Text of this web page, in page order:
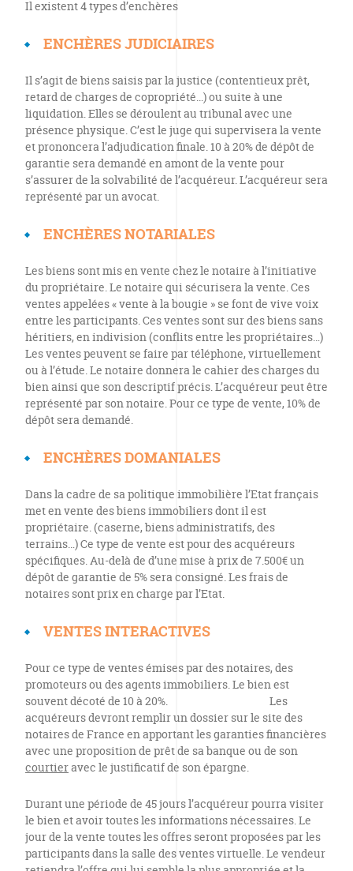
Il existent 4 types d’enchères
ENCHÈRES JUDICIAIRES
Il s’agit de biens saisis par la justice (contentieux prêt,
retard de charges de copropriété…) ou suite à une
liquidation. Elles se déroulent au tribunal avec une
présence physique. C’est le juge qui supervisera la vente
et prononcera l’adjudication finale. 10 à 20% de dépôt de
garantie sera demandé en amont de la vente pour
s’assurer de la solvabilité de l’acquéreur. L’acquéreur sera
représenté par un avocat.
ENCHÈRES NOTARIALES
Les biens sont mis en vente chez le notaire à l’initiative
du propriétaire. Le notaire qui sécurisera la vente. Ces
ventes appelées « vente à la bougie » se font de vive voix
entre les participants. Ces ventes sont sur des biens sans
héritiers, en indivision (conflits entre les propriétaires…)
Les ventes peuvent se faire par téléphone, virtuellement
ou à l’étude. Le notaire donnera le cahier des charges du
bien ainsi que son descriptif précis. L’acquéreur peut être
représenté par son notaire. Pour ce type de vente, 10% de
dépôt sera demandé.
ENCHÈRES DOMANIALES
Dans la cadre de sa politique immobilière l’Etat français
met en vente des biens immobiliers dont il est
propriétaire. (caserne, biens administratifs, des
terrains…) Ce type de vente est pour des acquéreurs
spécifiques. Au-delà de d’une mise à prix de 7.500€ un
dépôt de garantie de 5% sera consigné. Les frais de
notaires sont prix en charge par l’Etat.
VENTES INTERACTIVES
Pour ce type de ventes émises par des notaires, des
promoteurs ou des agents immobiliers. Le bien est
souvent décoté de 10 à 20%. Les
acquéreurs devront remplir un dossier sur le site des
notaires de France en apportant les garanties financières
avec une proposition de prêt de sa banque ou de son
courtieravec le justificatif de son épargne.
Durant une période de 45 jours l’acquéreur pourra visiter
le bien et avoir toutes les informations nécessaires. Le
jour de la vente toutes les offres seront proposées par les
participants dans la salle des ventes virtuelle. Le vendeur